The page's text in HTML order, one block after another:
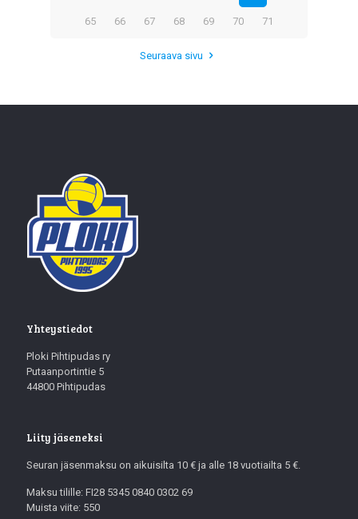
65 66 67 68 69 70 71
Seuraava sivu
Yhteystiedot
Ploki Pihtipudas ry
Putaanportintie 5
44800 Pihtipudas
Liity jäseneksi
Seuran jäsenmaksu on aikuisilta 10 € ja alle 18 vuotiailta 5 €.
Maksu tilille: FI28 5345 0840 0302 69
Muista viite: 550